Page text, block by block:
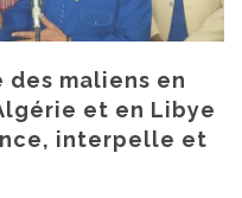
maliens en
et en Libye
interpelle et